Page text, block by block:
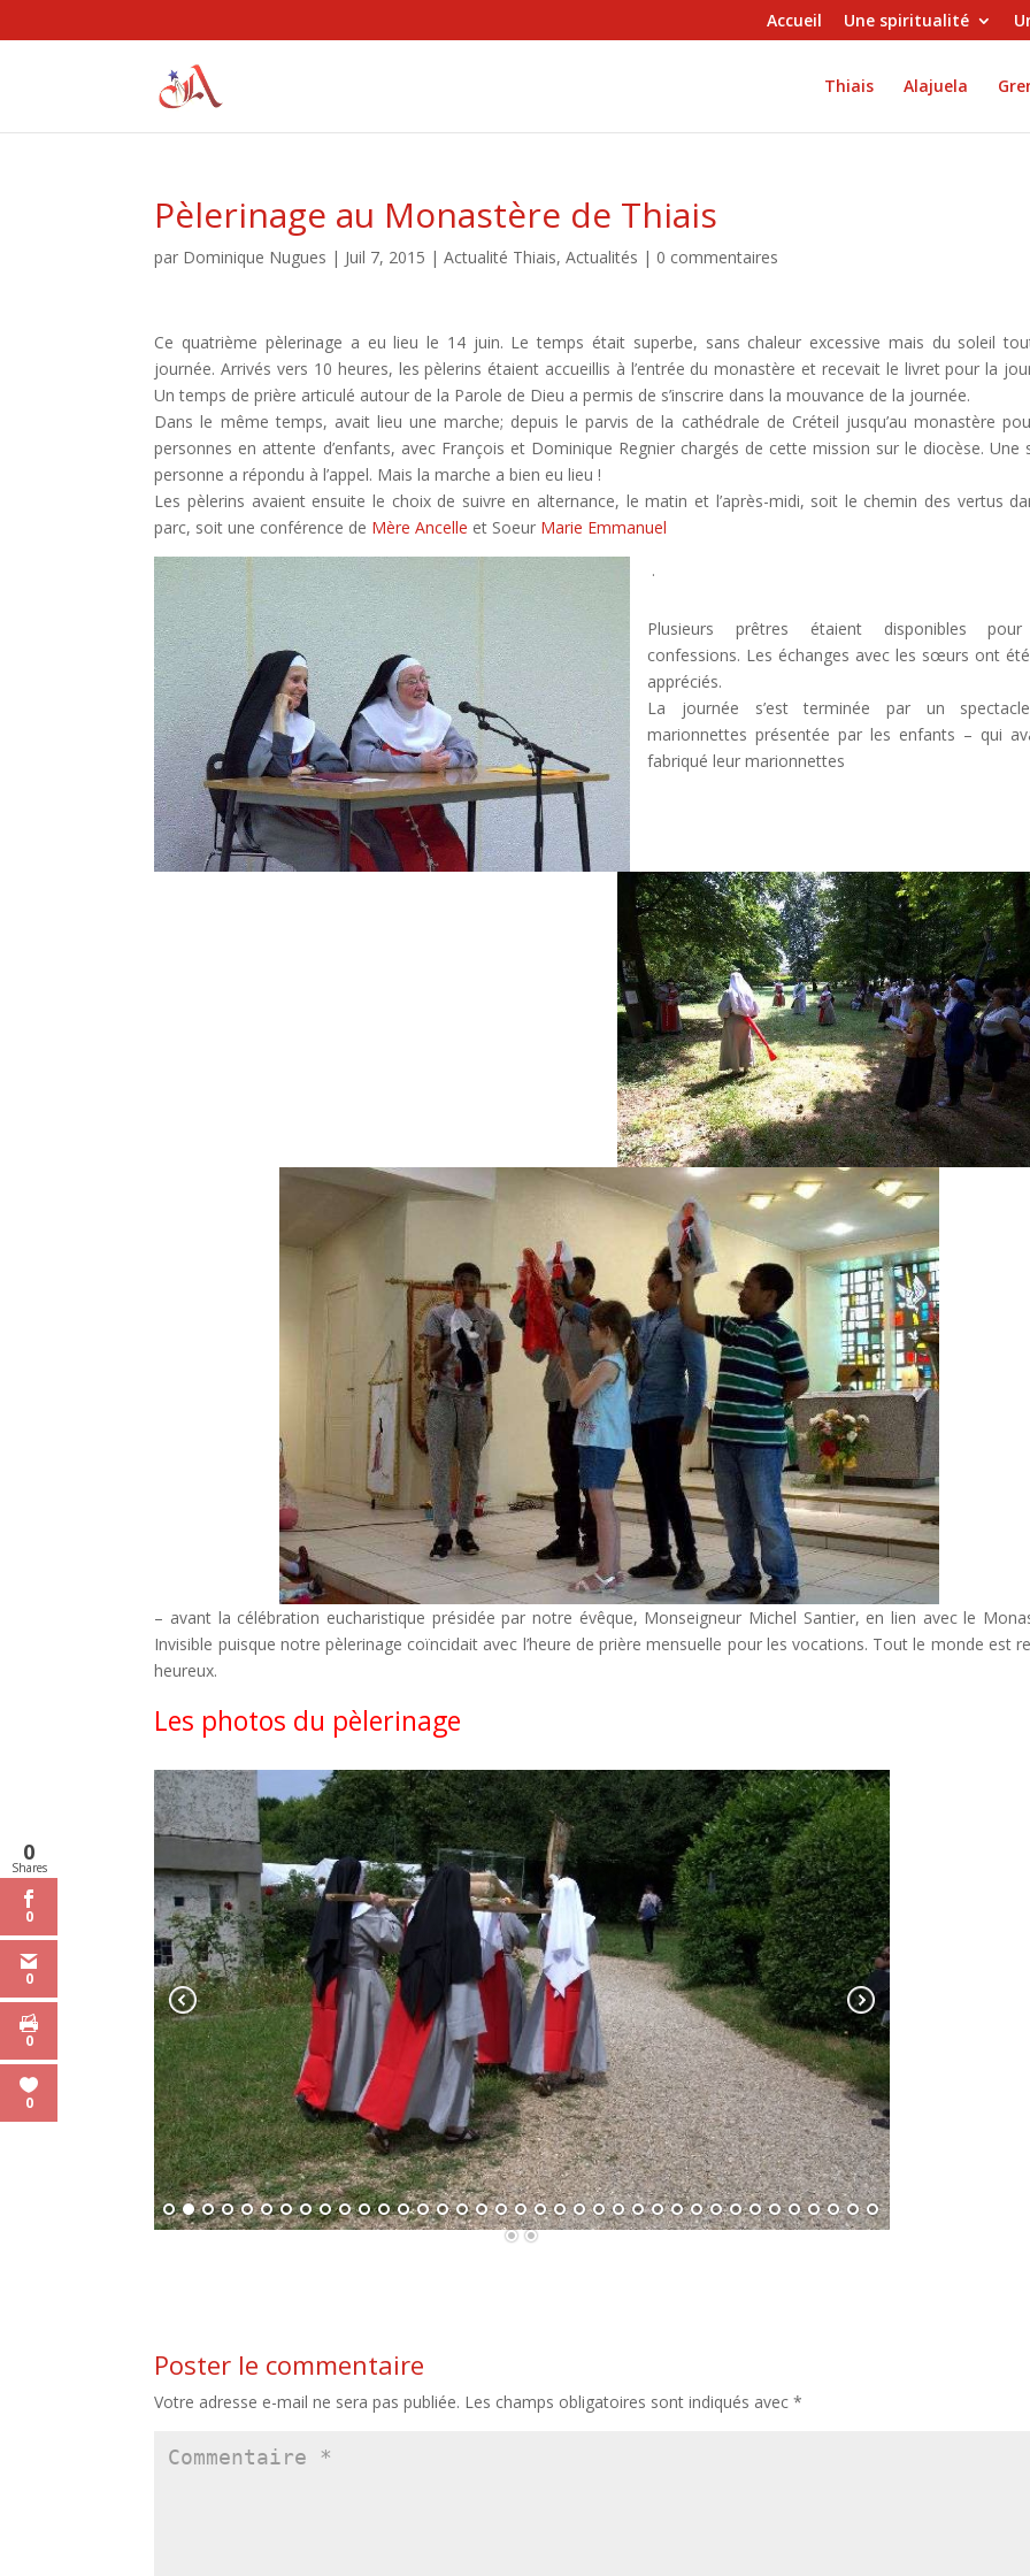
Accueil Une spiritualité
Thiais Alajuela
Pèlerinage au Monastère de Thiais
par Dominique Nugues | Juil 7, 2015 |Actualité Thiais,Actualités | 0 commentaires
Ce quatrième pèlerinage a eu lieu le 14 juin. Le temps était superbe, sans chaleur excessive mais du soleil
journée. Arrivés vers 10 heures, les pèlerins étaient accueillis à l’entrée du monastère et recevait le livret pour la
Un temps de prière articulé autour de la Parole de Dieu a permis de s’inscrire dans la mouvance de la journée.
Dans le même temps, avait lieu une marche; depuis le parvis de la cathédrale de Créteil jusqu’au monastère
personnes en attente d’enfants, avec François et Dominique Regnier chargés de cette mission sur le diocèse. Une
personne a répondu à l’appel. Mais la marche a bien eu lieu !
Les pèlerins avaient ensuite le choix de suivre en alternance, le matin et l’après-midi, soit le chemin des vertus
parc, soit une conférence de Mère Ancelle et Soeur Marie Emmanuel
.
Plusieurs prêtres étaient disponibles
confessions. Les échanges avec les sœurs ont
appréciés.
La journée s’est terminée par un
marionnettes présentée par les enfants – qui
fabriqué leur marionnettes
– avant la célébration eucharistique présidée par notre évêque, Monseigneur Michel Santier, en lien avec le
Invisible puisque notre pèlerinage coïncidait avec l’heure de prière mensuelle pour les vocations. Tout le monde est
heureux.
Les photos du pèlerinage
Poster le commentaire
Votre adresse e-mail ne sera pas publiée. Les champs obligatoires sont indiqués avec*
0
Shares
0
0
0
0